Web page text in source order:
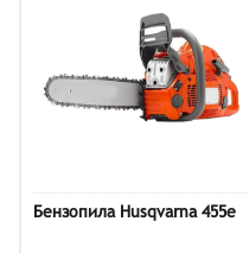
Бензопила Husqvarna 455e